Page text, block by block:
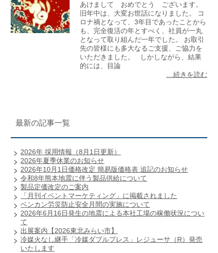
あけまして おめでとう ございます。
旧年中は、大変お世話になりました。 コ
ロナ禍となって、3年目であったことから
も、完全復活の年とすべく、社員が一丸
となって取り組んだ一年でした。 お取引
先の皆様にも多大なるご支援、ご協力を
いただきました。 しかしながら、結果
的には、目論
…続きを読む
最新の記事一覧
2026年 採用情報（8月1日更新）
2026年夏季休業のお知らせ
2026年10月1日価格改定 簡易版価格表 追記のお知らせ
令和8年熊本地震に伴う製品供給について
製品定価改定のご案内
「月刊イベントマーケティング」に掲載されました
ベンカン労災防止安全月間の実施について
2026年6月16日発生の地震による本社工場の稼働状況につい
て
出展案内【2026東北みらい市】
冷媒火なし継手「冷媒ダブルプレス」レジューサ（R）発売
いたします